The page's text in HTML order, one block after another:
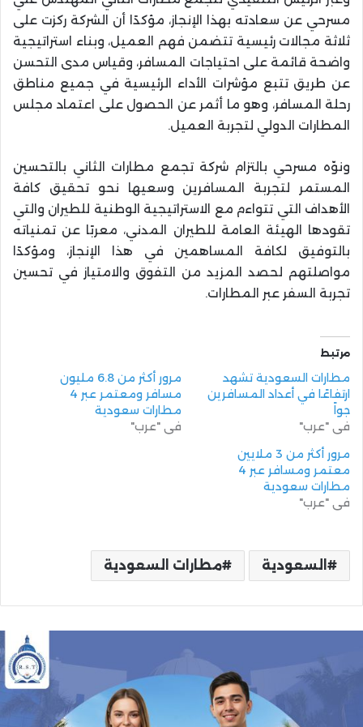
مسرحي عن سعادته بهذا الإنجاز، مؤكدًا أن الشركة ركزت على
ثلاثة مجالات رئيسية تتضمن فهم العميل، وبناء استراتيجية
واضحة قائمة على احتياجات المسافر، وقياس مدى التحسن
عن طريق تتبع مؤشرات الأداء الرئيسية في جميع مناطق
رحلة المسافر، وهو ما أثمر عن الحصول على اعتماد مجلس
المطارات الدولي لتجربة العميل.
ونوّه مسرحي بالتزام شركة تجمع مطارات الثاني بالتحسين
المستمر لتجربة المسافرين وسعيها نحو تحقيق كافة
الأهداف التي تتواءم مع الاستراتيجية الوطنية للطيران والتي
تقودها الهيئة العامة للطيران المدني، معربًا عن تمنياته
بالتوفيق لكافة المساهمين في هذا الإنجاز، ومؤكدًا
مواصلتهم لحصد المزيد من التفوق والامتياز في تحسين
تجربة السفر عبر المطارات.
مرتبط
مطارات السعودية تشهد
ارتفاعًا في أعداد المسافرين
جواً
في "عرب"
مرور أكثر من 6.8 مليون
مسافر ومعتمر عبر 4
مطارات سعودية
في "عرب"
مرور أكثر من 3 ملايين
معتمر ومسافر عبر 4
مطارات سعودية
في "عرب"
السعودية مطارات السعودية